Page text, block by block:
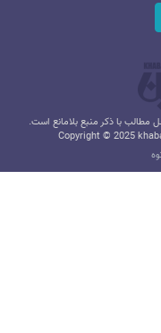
با ذکر منبع بلامانع است.
Copyright © 2025